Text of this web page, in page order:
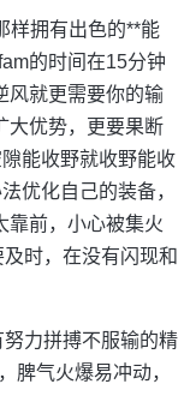
样拥有出色的**能
的时间在15分钟
风就更需要你的输
大优势，更要果断
能收野就收野能收
优化自己的装备，
靠前，小心被集火
时，在没有闪现和
力拼搏不服输的精
脾气火爆易冲动，